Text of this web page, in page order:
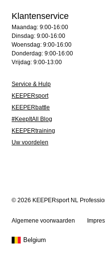
Klantenservice
Maandag: 9:00-16:00
Dinsdag: 9:00-16:00
Woensdag: 9:00-16:00
Donderdag: 9:00-16:00
Vrijdag: 9:00-13:00
Service & Hulp
KEEPERsport
KEEPERbattle
#KeepItAll Blog
KEEPERtraining
Uw voordelen
© 2026 KEEPERsport NL
Algemene voorwaarden
Belgium